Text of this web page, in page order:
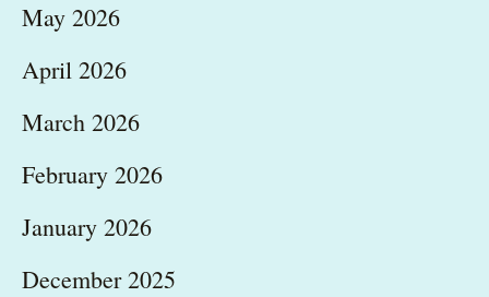
May 2026
April 2026
March 2026
February 2026
January 2026
December 2025